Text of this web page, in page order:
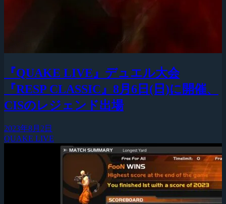
『QUAKE LIVE』デュエル大会
『RESP CLASSIC』8月6日(日)に開催、
CISのレジェンド出場
2023年8月2日
QUAKE LIVE